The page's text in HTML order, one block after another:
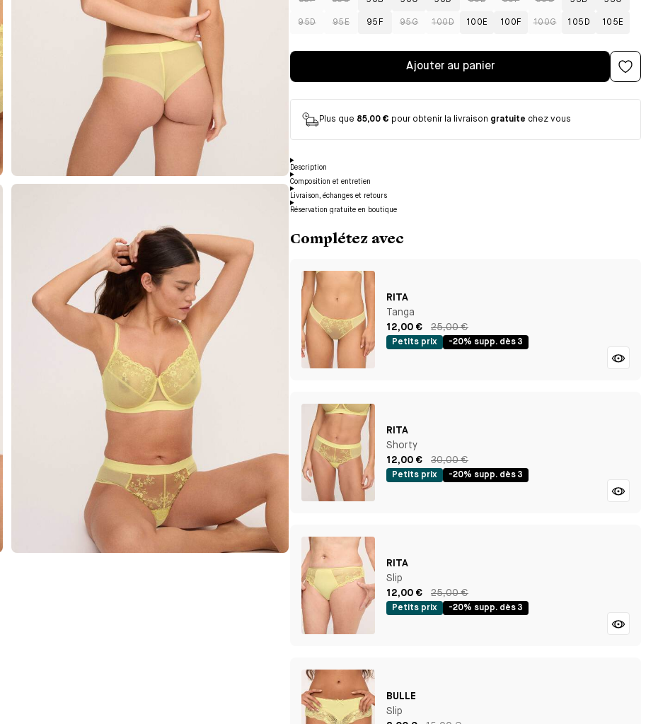
95D 95E 95F 95G 100D 100E 100F 100G 105D 105E
Ajouter au panier
Plus que 85,00 € pour obtenir la livraison gratuite chez vous
Description
Composition et entretien
Livraison, échanges et retours
Réservation gratuite en boutique
Complétez avec
RITA
Tanga
12,00 €
25,00 €
Petits prix -20% supp. dès 3
RITA
Shorty
12,00 €
30,00 €
Petits prix -20% supp. dès 3
RITA
Slip
12,00 €
25,00 €
Petits prix -20% supp. dès 3
BULLE
Slip